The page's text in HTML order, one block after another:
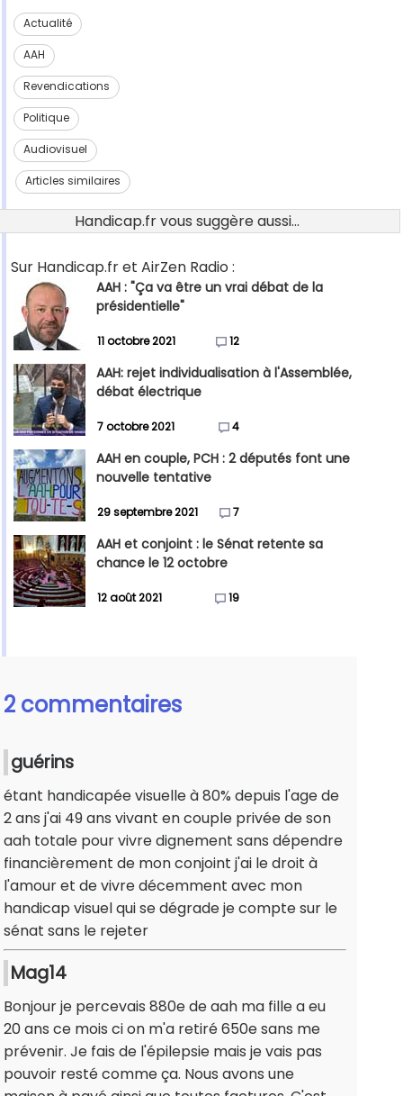
Actualité
AAH
Revendications
Politique
Audiovisuel
Articles similaires
Handicap.fr vous suggère aussi...
Sur Handicap.fr et AirZen Radio :
AAH : "Ça va être un vrai débat de la
présidentielle"
11 octobre 2021 12
AAH: rejet individualisation à l'Assemblée,
débat électrique
7 octobre 2021 4
AAH en couple, PCH : 2 députés font une
nouvelle tentative
29 septembre 2021 7
AAH et conjoint : le Sénat retente sa
chance le 12 octobre
12 août 2021 19
2 commentaires
guérins
étant handicapée visuelle à 80% depuis l'age de
2 ans j'ai 49 ans vivant en couple privée de son
aah totale pour vivre dignement sans dépendre
financièrement de mon conjoint j'ai le droit à
l'amour et de vivre décemment avec mon
handicap visuel qui se dégrade je compte sur le
sénat sans le rejeter
Mag14
Bonjour je percevais 880e de aah ma fille a eu
20 ans ce mois ci on m'a retiré 650e sans me
prévenir. Je fais de l'épilepsie mais je vais pas
pouvoir resté comme ça. Nous avons une